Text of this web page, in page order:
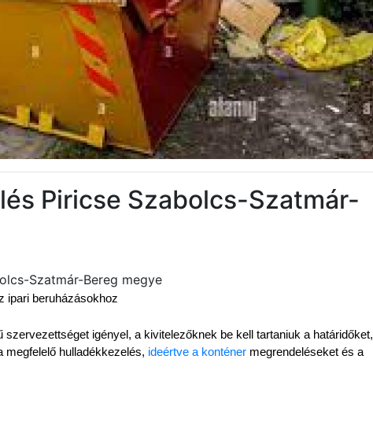
Piricse Szabolcs-Szatmár-
Szatmár-Bereg megye
ipari beruházásokhoz
szervezettséget igényel, a kivitelezőknek be kell tartaniuk a határidőket,
megfelelő hulladékkezelés, ideértve a konténer megrendeléseket és a